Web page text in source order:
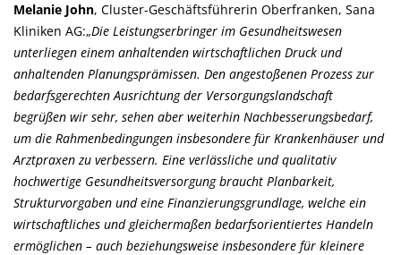
Melanie John, Cluster-Geschäftsführerin Oberfranken, Sana
Kliniken AG:Die Leistungserbringer im Gesundheitswesen
unterliegen einem anhaltenden wirtschaftlichen Druck und
anhaltenden Planungsprämissen. Den angestoßenen Prozess zur
bedarfsgerechten Ausrichtung der Versorgungslandschaft
begrüßen wir sehr, sehen aber weiterhin Nachbesserungsbedarf,
um die Rahmenbedingungen insbesondere für Krankenhäuser und
Arztpraxen zu verbessern. Eine verlässliche und qualitativ
hochwertige Gesundheitsversorgung braucht Planbarkeit,
Strukturvorgaben und eine Finanzierungsgrundlage, welche ein
wirtschaftliches und gleichermaßen bedarfsorientiertes Handeln
ermöglichen – auch beziehungsweise insbesondere für kleinere